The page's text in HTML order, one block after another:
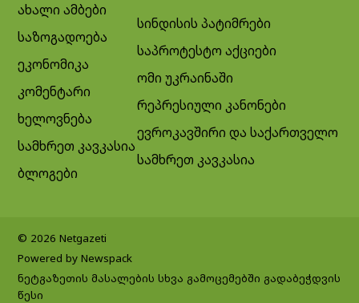
ახალი ამბები
საზოგადოება
ეკონომიკა
კომენტარი
ხელოვნება
სამხრეთ კავკასია
ბლოგები
სინდისის პატიმრები
საპროტესტო აქციები
ომი უკრაინაში
რეპრესიული კანონები
ევროკავშირი და საქართველო
სამხრეთ კავკასია
© 2026 Netgazeti
Powered by Newspack
ნეტგაზეთის მასალების სხვა გამოცემებში გადაბეჭდვის
წესი